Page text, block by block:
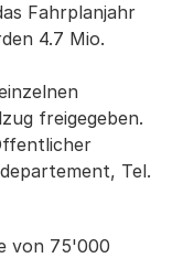
Fahrplanjahr
4.7 Mio.
freigegeben.
Tel.
von 75'000